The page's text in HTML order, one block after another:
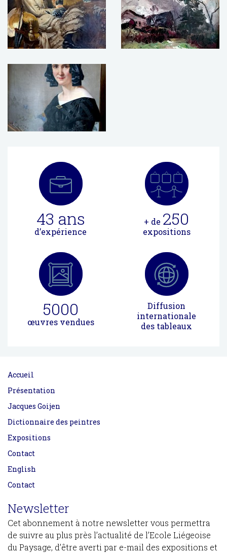
43 ans
d’expérience
+ de 250
expositions
5000
œuvres vendues
Diffusion
internationale
des tableaux
Accueil
Présentation
Jacques Goijen
Dictionnaire des peintres
Expositions
Contact
English
Contact
Newsletter
Cet abonnement à notre newsletter vous permettra
de suivre au plus près l’actualité de l’Ecole Liégeoise
du Paysage, d’être averti par e-mail des expositions et